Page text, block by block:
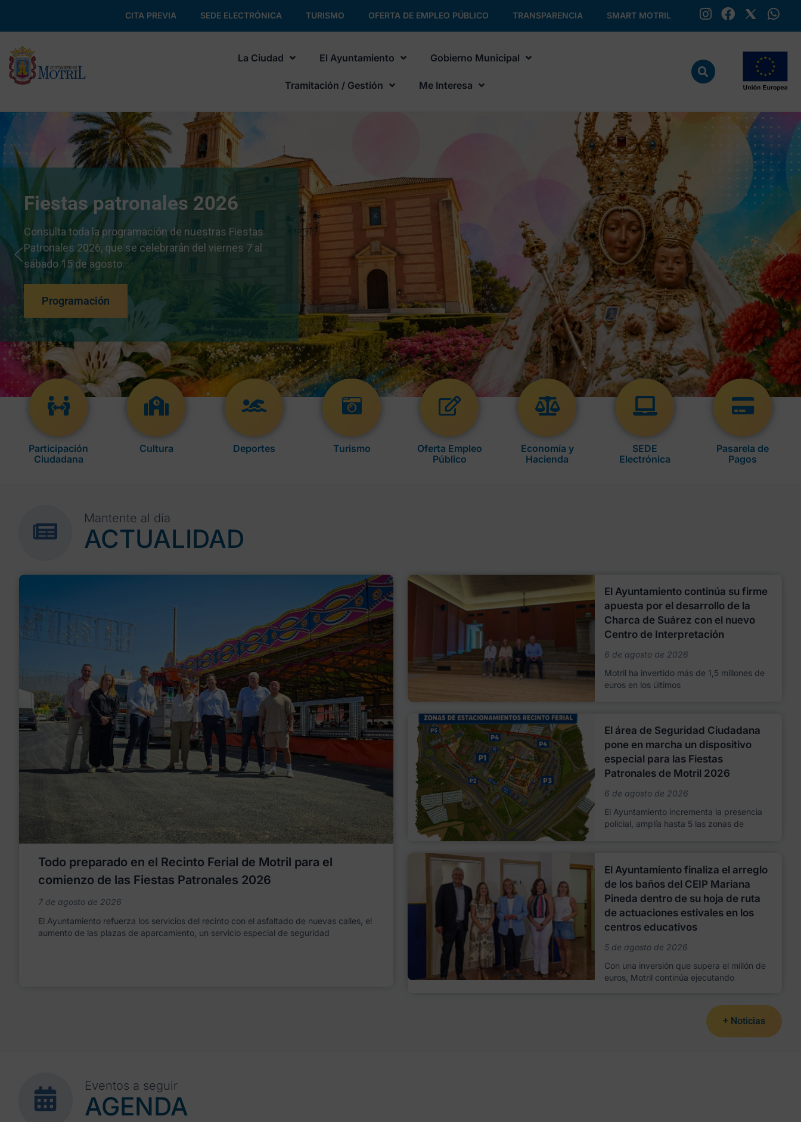
CITA PREVIA SEDE ELECTRÓNICA TURISMO OFERTA DE EMPLEO PÚBLICO TRANSPARENCIA SMART MOTRIL
La Ciudad El Ayuntamiento Gobierno Municipal
Tramitación / Gestión Me Interesa
Fiestas patronales 2026
Consulta toda la programación de nuestras Fiestas
Patronales 2026, que se celebrarán del viernes 7 al
sábado 15 de agosto.
Programación
Participación
Ciudadana
Cultura Deportes Turismo
Oferta Empleo
Público
Economía y
Hacienda
SEDE
Electrónica
Pasarela de
Pagos
Mantente al día
ACTUALIDAD
Todo preparado en el Recinto Ferial de Motril para el
comienzo de las Fiestas Patronales 2026
7 de agosto de 2026
El Ayuntamiento refuerza los servicios del recinto con el asfaltado de nuevas calles, el
aumento de las plazas de aparcamiento, un servicio especial de seguridad
El Ayuntamiento continúa su firme
apuesta por el desarrollo de la
Charca de Suárez con el nuevo
Centro de Interpretación
6 de agosto de 2026
Motril ha invertido más de 1,5 millones de
euros en los últimos
El área de Seguridad Ciudadana
pone en marcha un dispositivo
especial para las Fiestas
Patronales de Motril 2026
6 de agosto de 2026
El Ayuntamiento incrementa la presencia
policial, amplía hasta 5 las zonas de
El Ayuntamiento finaliza el arreglo
de los baños del CEIP Mariana
Pineda dentro de su hoja de ruta
de actuaciones estivales en los
centros educativos
5 de agosto de 2026
Con una inversión que supera el millón de
euros, Motril continúa ejecutando
+ Noticias
Eventos a seguir
AGENDA